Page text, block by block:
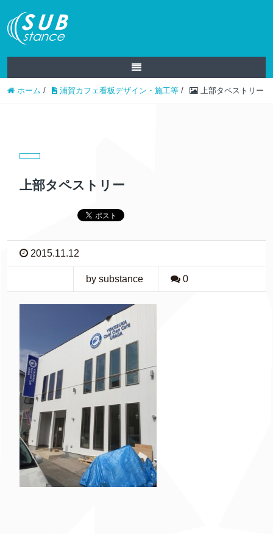
ホーム / 浦賀カフェ看板デザイン・施工等 / 上部タペストリー
上部タペストリー
2015.11.12
by substance 0